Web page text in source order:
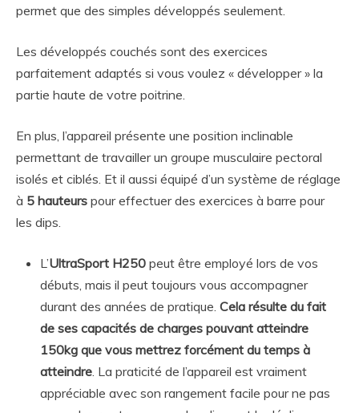
permet que des simples développés seulement.
Les développés couchés sont des exercices
parfaitement adaptés si vous voulez « développer » la
partie haute de votre poitrine.
En plus, l’appareil présente une position inclinable
permettant de travailler un groupe musculaire pectoral
isolés et ciblés. Et il aussi équipé d’un système de réglage
à 5 hauteurs pour effectuer des exercices à barre pour
les dips.
L’UltraSport H250 peut être employé lors de vos
débuts, mais il peut toujours vous accompagner
durant des années de pratique. Cela résulte du fait
de ses capacités de charges pouvant atteindre
150kg que vous mettrez forcément du temps à
atteindre . La praticité de l’appareil est vraiment
appréciable avec son rangement facile pour ne pas